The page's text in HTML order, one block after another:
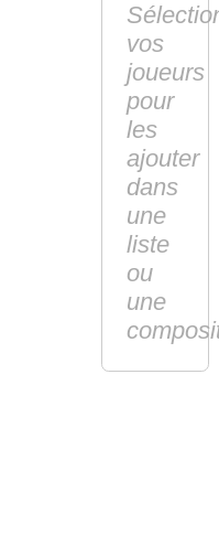
vos
joueurs
pour
les
ajouter
dans
une
liste
ou
une